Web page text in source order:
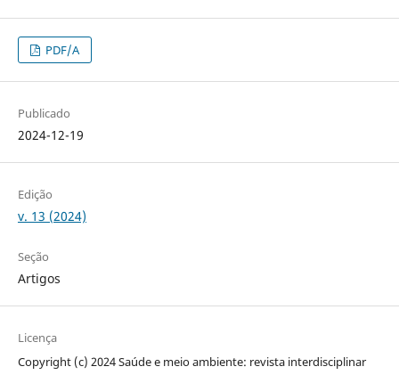
PDF/A
Publicado
2024-12-19
Edição
v. 13 (2024)
Seção
Artigos
Licença
Copyright (c) 2024 Saúde e meio ambiente: revista interdisciplinar